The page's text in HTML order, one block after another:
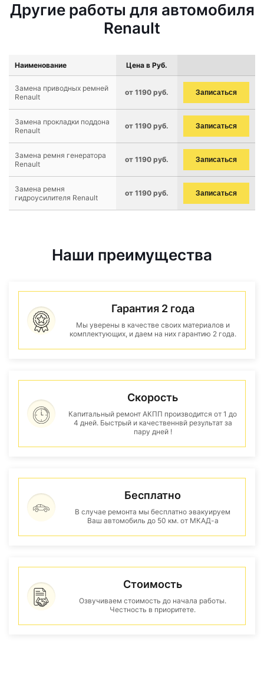
Другие работы для автомобиля
Renault
Наименование Цена в Руб.
Замена приводных ремней
Renault
от 1190 руб. Записаться
Замена прокладки поддона
Renault
от 1190 руб. Записаться
Замена ремня генератора
Renault
от 1190 руб. Записаться
Замена ремня
гидроусилителя Renault
от 1190 руб. Записаться
Наши преимущества
Гарантия 2 года
Мы уверены в качестве своих материалов и
комплектующих, и даем на них гарантию 2 года.
Скорость
Капитальный ремонт АКПП производится от 1 до
4 дней. Быстрый и качественнвй результат за
пару дней !
Бесплатно
В случае ремонта мы бесплатно эвакуируем
Ваш автомобиль до 50 км. от МКАД-а
Стоимость
Озвучиваем стоимость до начала работы.
Честность в приоритете.